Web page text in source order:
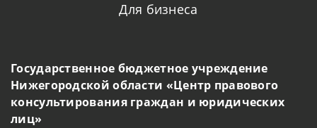
Для бизнеса
Государственное бюджетное учреждение
Нижегородской области «Центр правового
консультирования граждан и юридических
лиц»